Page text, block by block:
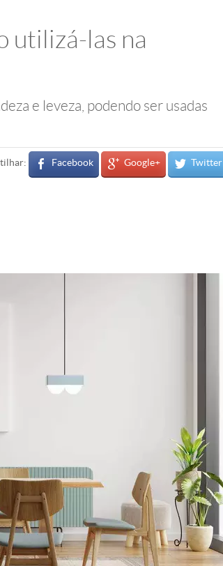
utilizá-las na
e leveza, podendo ser usadas
Facebook Google+ Twitter